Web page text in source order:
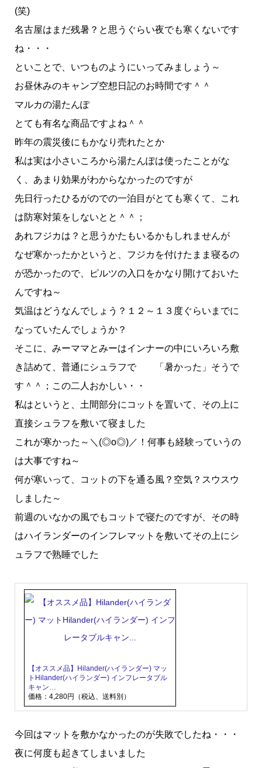
(笑)
名古屋はまだ残暑？と思うぐらい夜でも寒くないです
ね・・・
といことで、いつものようにいってみましょう～
お昼休みのキャンプ空想日記のお時間です＾＾
マルカの湯たんぽ
とても有名な商品ですよね＾＾
昨年の震災後にもかなり売れたとか
私は実は小さいころから湯たんぽは使ったことがな
く、あまり効果がわからなかったのですが
先日行ったひるがのでの一泊目がとても寒くて、これ
は防寒対策をしないとと＾＾；
あれフジカは？と思うかたもいるかもしれませんが
なぜ寒かったかというと、フジカを付けたまま寝るの
が恐かったので、ピルツの入口をかなり開けておいた
んですね～
気温はどうなんでしょう？１２～１３度ぐらいまでに
なっていたんでしょうか？
そこに、みーママとみーはインナーの中にいろいろ敷
き詰めて、普通にシュラフで 「暑かった」そうで
す＾＾；この二人おかしい・・
私はというと、土間部分にコットを置いて、その上に
直接シュラフを敷いて寝ました
これが寒かった～＼(◎o◎)／！何事も経験っていうの
は大事ですね～
何が寒いって、コットの下を通る風？空気？スウスウ
しました～
前週のいなかの風でもコットで寝たのですが、その時
はハイランダーのインフレマットを敷いてその上にシ
ュラフで熟睡でした
【オススメ品】Hilander(ハイランダー) マッ
トHilander(ハイランダー) インフレータブル
キャン…
価格：4,280円（税込、送料別）
今回はマットを敷かなかったのが失敗でしたね・・・
夜に何度も起きてしまいました